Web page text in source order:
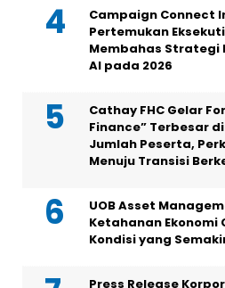
Campaign Connect
Pertemukan
Membahas Strategi
AI pada 2026
Cathay FHC Gelar
Finance” Terbesar
Jumlah Peserta,
Menuju Transisi
UOB Asset
Ketahanan Ekonomi
Kondisi yang
Press Release